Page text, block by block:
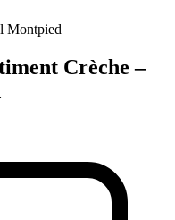
Montpied
Crèche –